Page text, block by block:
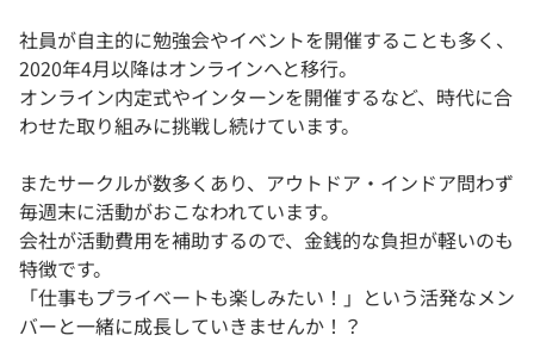
社員が自主的に勉強会やイベントを開催することも多く、
2020年4月以降はオンラインへと移行。
オンライン内定式やインターンを開催するなど、時代に合
わせた取り組みに挑戦し続けています。
またサークルが数多くあり、アウトドア・インドア問わず
毎週末に活動がおこなわれています。
会社が活動費用を補助するので、金銭的な負担が軽いのも
特徴です。
「仕事もプライベートも楽しみたい！」という活発なメン
バーと一緒に成長していきませんか！？